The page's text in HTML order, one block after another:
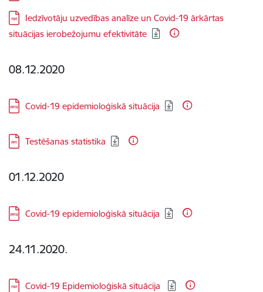
Lejupielādēt:
Iedzīvotāju uzvedības analīze un Covid-19 ārkārtas
situācijas ierobežojumu efektivitāte
08.12.2020
Lejupielādēt:
Covid-19 epidemioloģiskā situācija
Lejupielādēt:
Testēšanas statistika
01.12.2020
Lejupielādēt:
Covid-19 epidemioloģiskā situācija
24.11.2020.
Lejupielādēt:
Covid-19 Epidemioloģiskā situācija